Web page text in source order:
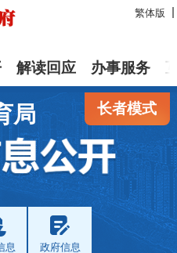
繁体版
解读回应 办事服务
长者模式
局
息
政府信息